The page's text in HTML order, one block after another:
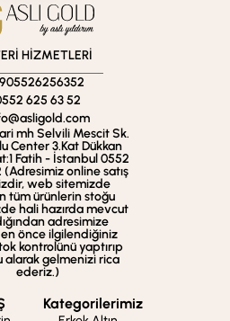
HİZMETLERİ
625 63 52
mh Selvili Mescit Sk.
Center 3.Kat Dükkan
Fatih - İstanbul 0552
(Adresimiz online satış
web sitemizde
tüm ürünlerin stoğu
hali hazırda mevcut
adresimize
önce ilgilendiğiniz
kontrolünü yaptırıp
alarak gelmenizi rica
ederiz.)
Kategorilerimiz